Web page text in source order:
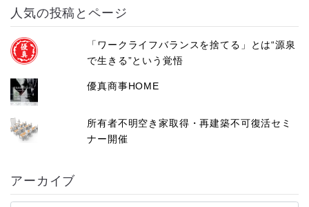
人気の投稿とページ
「ワークライフバランスを捨てる」とは“源泉
で生きる”という覚悟
優真商事HOME
所有者不明空き家取得・再建築不可復活セミ
ナー開催
アーカイブ
ア